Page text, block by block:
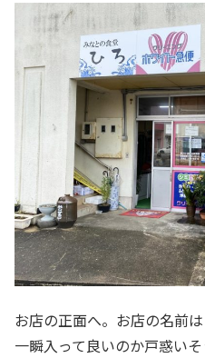
お店の正面へ。お店の名前は
一瞬入って良いのか戸惑い